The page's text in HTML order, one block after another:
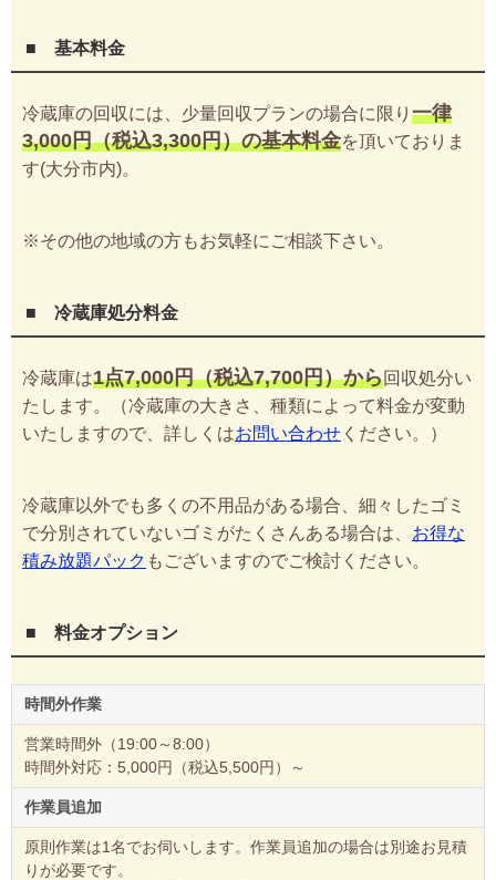
■ 基本料金
冷蔵庫の回収には、少量回収プランの場合に限り 一律
3,000円（税込3,300円）の基本料金を頂いておりま
す(大分市内)。
※その他の地域の方もお気軽にご相談下さい。
■ 冷蔵庫処分料金
冷蔵庫は1点7,000円（税込7,700円）から回収処分い
たします。（冷蔵庫の大きさ、種類によって料金が変動
いたしますので、詳しくはお問い合わせ ください。）
冷蔵庫以外でも多くの不用品がある場合、細々したゴミ
で分別されていないゴミがたくさんある場合は、 お得な
積み放題パック もございますのでご検討ください。
■ 料金オプション
時間外作業
営業時間外（19:00～8:00）
時間外対応：5,000円（税込5,500円）～
作業員追加
原則作業は1名でお伺いします。作業員追加の場合は別途お見積
りが必要です。